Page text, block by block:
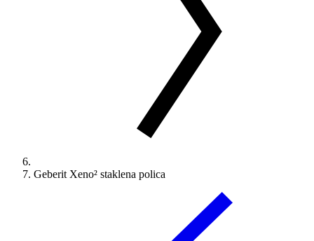
Geberit Xeno² staklena polica